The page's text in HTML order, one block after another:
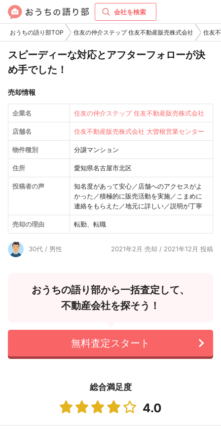
会社を検索
おうちの語り部TOP 住友の仲介ステップ 住友不動産販売株式会社 住友
スピーディーな対応とアフターフォローが決
め手でした！
売却情報
企業名 住友の仲介ステップ 住友不動産販売株式会社
店舗名 住友不動産販売株式会社 大曽根営業センター
物件種別 分譲マンション
住所 愛知県名古屋市北区
投稿者の声
知名度があって安心／店舗へのアクセスがよ
かった／積極的に販売活動を実施／こまめに
連絡をもらえた／地元に詳しい／説明が丁寧
売却の理由 転勤、転職
30代 / 男性 2021年2月 売却 / 2021年12月 投稿
おうちの語り部から一括査定して、
不動産会社を探そう！
無料査定スタート
総合満足度
4.0